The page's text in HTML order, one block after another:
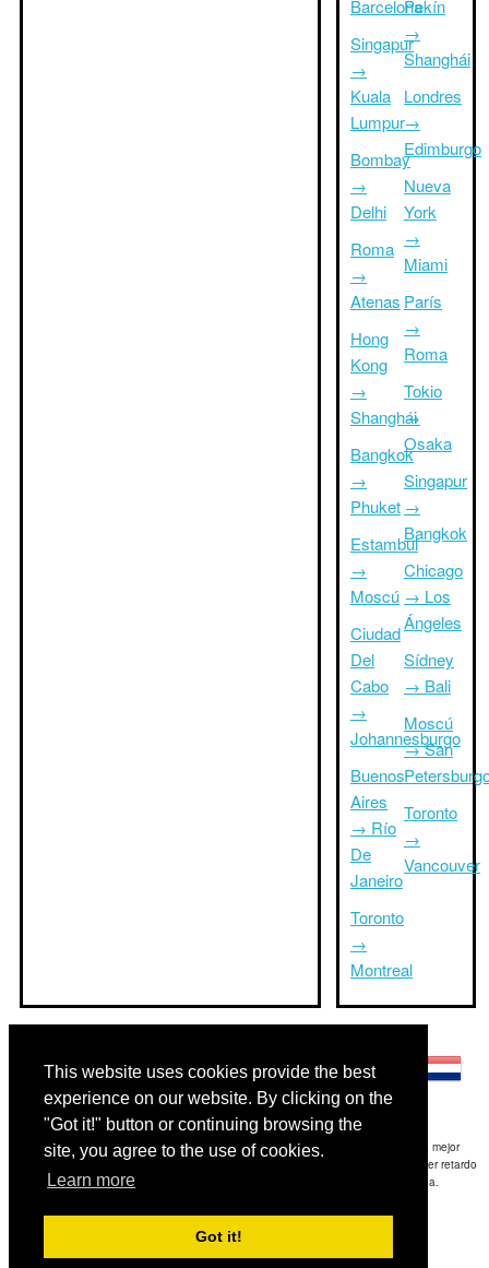
This website uses cookies provide the best
experience on our website. By clicking on the
"Got it!" button or continuing browsing the
site, you agree to the use of cookies.
Learn more
Got it!
Barcelona
Singapur
→
Kuala
Lumpur
Bombay
→
Delhi
Roma
→
Atenas
Hong
Kong
→
Shanghái
Bangkok
→
Phuket
Estambul
→
Moscú
Ciudad
Del
Cabo
→
Johannesburgo
Buenos
Aires
→ Río
De
Janeiro
Toronto
→
Montreal
Pekín
→
Shanghái
Londres
→
Edimburgo
Nueva
York
→
Miami
París
→
Roma
Tokio
→
Osaka
Singapur
→
Bangkok
Chicago
→ Los
Ángeles
Sídney
→ Bali
Moscú
→ San
Toronto
→
Vancouver
Exención de responsabilidad: La información mostrada en este sitio es nuestra mejor
estimación y sólo para su referencia.TripTimeTo.com no es responsable de cualquier retardo
de ida y / o consiguientes daños resultaron de la información proporcionada.
Copyright 2015-2026
Contact Usfor feedback.